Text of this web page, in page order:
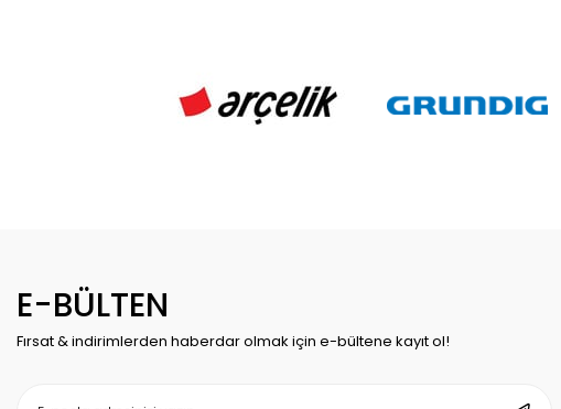
E-BÜLTEN
Fırsat & indirimlerden haberdar olmak için e-bültene kayıt ol!